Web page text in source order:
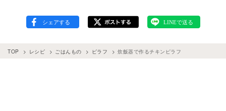
TOP レシピ ごはんもの ピラフ 炊飯器で作るチキンピラフ